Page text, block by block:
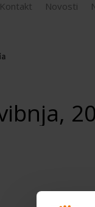
Kontakt Novosti
SimLab